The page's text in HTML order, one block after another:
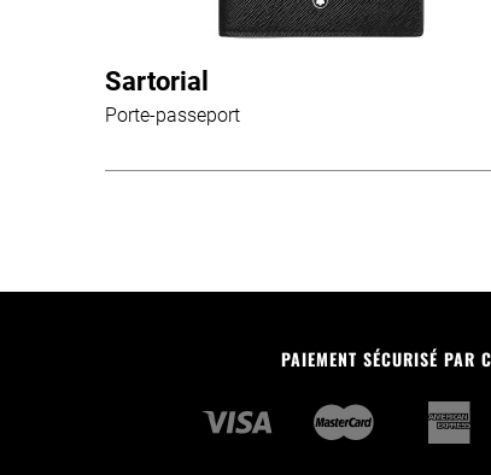
Sartorial
Porte-passeport
PAIEMENT SÉCURISÉ PAR